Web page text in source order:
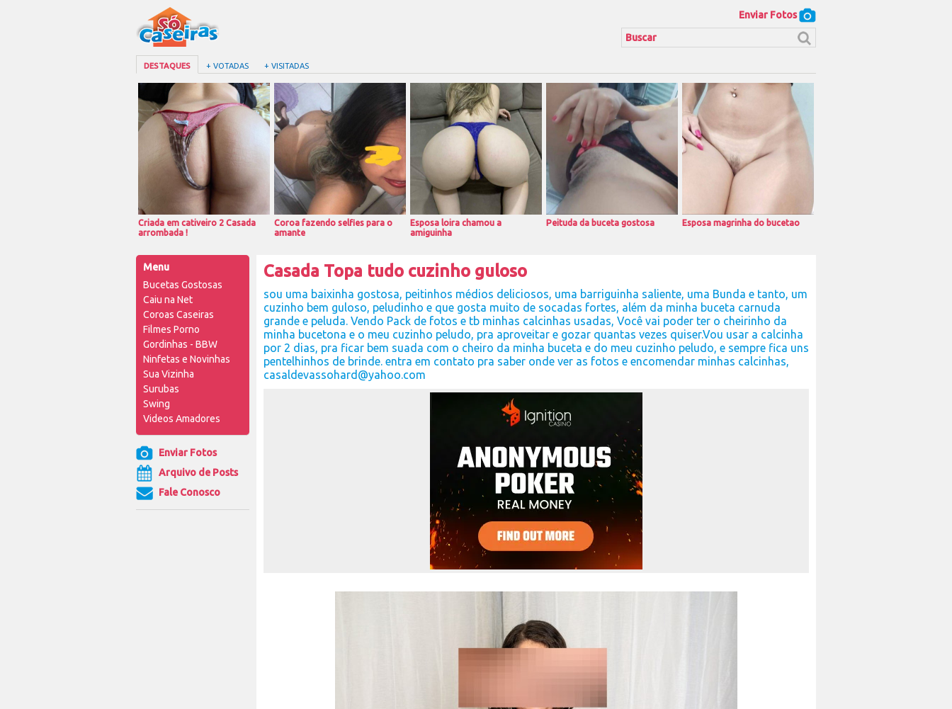
Enviar Fotos
DESTAQUES + VOTADAS + VISITADAS
Criada em cativeiro 2 Casada
arrombada !
Coroa fazendo selfies para o
amante
Esposa loira chamou a
amiguinha
Peituda da buceta gostosa Esposa magrinha do bucetao
Menu
Bucetas Gostosas
Caiu na Net
Coroas Caseiras
Filmes Porno
Gordinhas - BBW
Ninfetas e Novinhas
Sua Vizinha
Surubas
Swing
Videos Amadores
Enviar Fotos
Arquivo de Posts
Fale Conosco
Casada Topa tudo cuzinho guloso
sou uma baixinha gostosa, peitinhos médios deliciosos, uma barriguinha saliente, uma Bunda e tanto, um
cuzinho bem guloso, peludinho e que gosta muito de socadas fortes, além da minha buceta carnuda
grande e peluda. Vendo Pack de fotos e tb minhas calcinhas usadas, Você vai poder ter o cheirinho da
minha bucetona e o meu cuzinho peludo, pra aproveitar e gozar quantas vezes quiser.Vou usar a calcinha
por 2 dias, pra ficar bem suada com o cheiro da minha buceta e do meu cuzinho peludo, e sempre fica uns
pentelhinhos de brinde. entra em contato pra saber onde ver as fotos e encomendar minhas calcinhas,
casaldevassohard@yahoo.com